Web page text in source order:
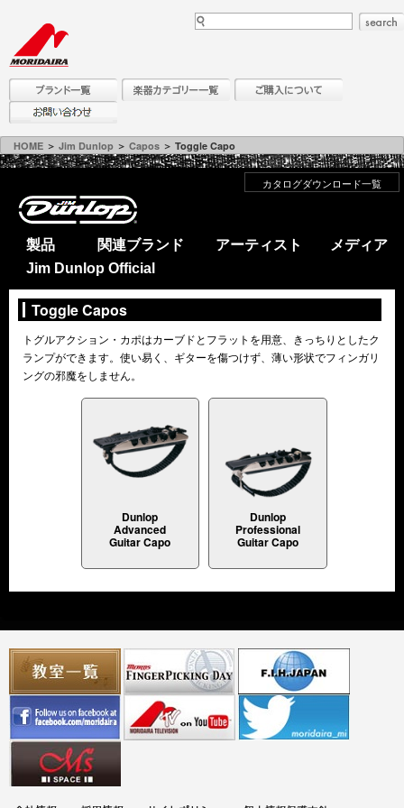
HOME ＞ Jim Dunlop ＞ Capos ＞ Toggle Capo
カタログダウンロード一覧
製品 関連ブランド アーティスト
メディア
Jim Dunlop Official
Toggle Capos
トグルアクション・カポはカーブドとフラットを用意、きっちりとしたク
ランプができます。使い易く、ギターを傷つけず、薄い形状でフィンガリ
ングの邪魔をしません。
Dunlop
Advanced
Guitar Capo
Dunlop
Professional
Guitar Capo